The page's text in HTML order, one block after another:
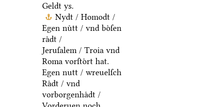
Geldt ys.
Nydt / Homodt /
Egen nuͤtt / vnd boͤſen
raͤdt /
Jeruſalem / Troia vnd
Roma vorſtoͤrt hat.
Egen nutt / wreuelſch
Raͤdt / vnd
vorborgenhaͤdt /